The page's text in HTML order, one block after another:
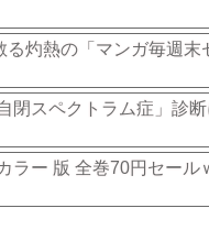
る灼熱の「マンガ毎週
閉スペクトラム症」診
ラー 版 全巻70円セー